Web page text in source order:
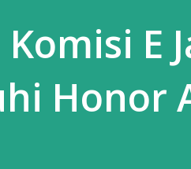
E
Honor